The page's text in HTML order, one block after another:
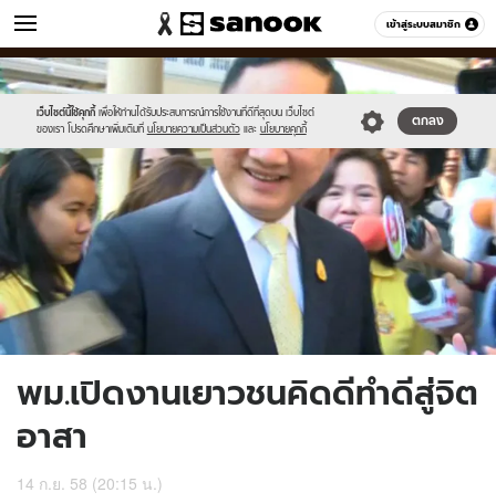
เข้าสู่ระบบสมาชิก
ข่าว หมวดอื่นๆ
เว็บไซต์นี้ใช้คุกกี้ เพื่อให้ท่านได้รับประสบการณ์การใช้งานที่ดีที่สุดบน เว็บไซต์
ของเรา โปรดศึกษาเพิ่มเติมที่ นโยบายความเป็นส่วนตัว และ นโยบายคุกกี้
ตกลง
Sanook
//s.isanook.com/sr/0/images/logo-
new-
sanook.png
600
60
//s.isanook.com/ns/0/ud/373/1865454/645877-
01.jpg
พม.เปิดงานเยาวชนคิดดีทำดีสู่จิต
อาสา
14 ก.ย. 58 (20:15 น.)